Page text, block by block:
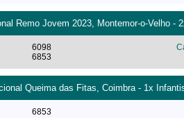
Remo Jovem 2023, Montemor-o-Velho -
6098
6853
Queima das Fitas, Coimbra - 1x
6853